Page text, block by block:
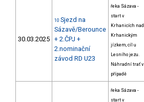
30.03.2025
10 Sjezd na
Sázavě/Berounce
+ 2.ČPJ +
2.nominační
závod RD U23
řeka Sázava -
start v
Krhanicích nad
Krhanickým
jízkem, cíl u
Lesního jezu.
Náhradní trať v
případě
řeka Sázava -
start v